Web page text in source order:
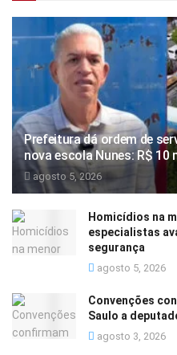
Prefeitura dá ordem de
nova escola Nunes: R$
agosto 5, 2026
Homicídios na
especialistas
segurança
agosto 5, 2026
Convenções
Saulo a
agosto 3, 2026